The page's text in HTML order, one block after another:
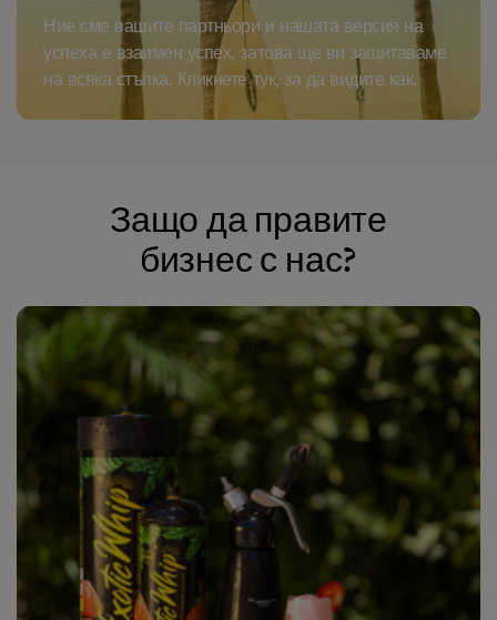
Ние сме вашите партньори и нашата версия на
успеха е взаимен успех, затова ще ви защитаваме
на всяка стъпка. Кликнете тук, за да видите как.
Защо да правите
бизнес с нас?